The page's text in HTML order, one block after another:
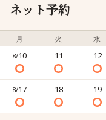
ネット予約
月 火 水
8/10 11 12
8/17 18 19